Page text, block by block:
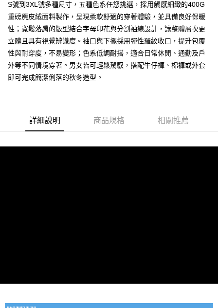
每筆NT$80，滿NT$1,000(含以上)免運費
每筆NT$80，滿NT$1,000(含以上)免運費
宅配
每筆NT$150，滿NT$3,000(含以上)免運費
S號到3XL號多種尺寸，五種色系任您挑選，採用觸感細緻的400G
重磅麂皮絨面料製作，呈現柔軟舒適的穿著體驗，並具備良好保暖
性；寬鬆落肩的版型結合字母印花與分割袖線設計，讓整體層次更
立體且具有視覺辨識度。袖口與下擺採用彈性羅紋收口，提升包覆
性與耐穿度，不易變形；色系低調耐搭，適合日常休閒、通勤及戶
外等不同情境穿著。男女皆可輕鬆駕馭，搭配牛仔褲、棉褲或外套
即可完成簡潔俐落的秋冬造型。
詳細說明 商品規格 相關推薦